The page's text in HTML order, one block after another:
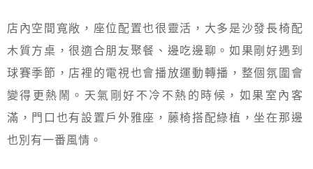
店內空間寬敞，座位配置也很靈活，大多是沙發長椅配
木質方桌，很適合朋友聚餐、邊吃邊聊。如果剛好遇到
球賽季節，店裡的電視也會播放運動轉播，整個氛圍會
變得更熱鬧。天氣剛好不冷不熱的時候，如果室內客
滿，門口也有設置戶外雅座，藤椅搭配綠植，坐在那邊
也別有一番風情。